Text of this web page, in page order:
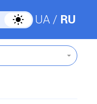
UA RU